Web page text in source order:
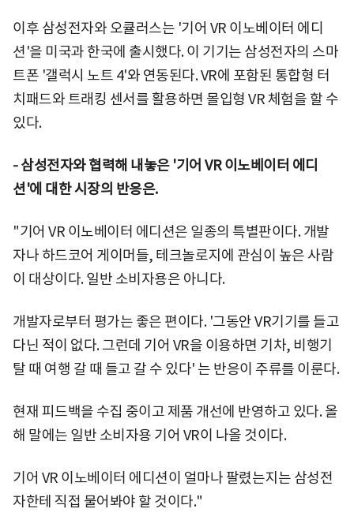
이후 삼성전자와 오큘러스는 '기어 VR 이노베이터 에디
션'을 미국과 한국에 출시했다. 이 기기는 삼성전자의 스마
트폰 '갤럭시 노트 4'와 연동된다. VR에 포함된 통합형 터
치패드와 트래킹 센서를 활용하면 몰입형 VR 체험을 할 수
있다.
-삼성전자와 협력해 내놓은 '기어 VR 이노베이터 에디
션'에 대한 시장의 반응은.
"기어 VR 이노베이터 에디션은 일종의 특별판이다. 개발
자나 하드코어 게이머들, 테크놀로지에 관심이 높은 사람
이 대상이다. 일반 소비자용은 아니다.
개발자로부터 평가는 좋은 편이다. '그동안 VR기기를 들고
다닌 적이 없다. 그런데 기어 VR을 이용하면 기차, 비행기
탈 때 여행 갈 때 들고 갈 수 있다' 는 반응이 주류를 이룬다.
현재 피드백을 수집 중이고 제품 개선에 반영하고 있다. 올
해 말에는 일반 소비자용 기어 VR이 나올 것이다.
기어 VR 이노베이터 에디션이 얼마나 팔렸는지는 삼성전
자한테 직접 물어봐야 할 것이다."